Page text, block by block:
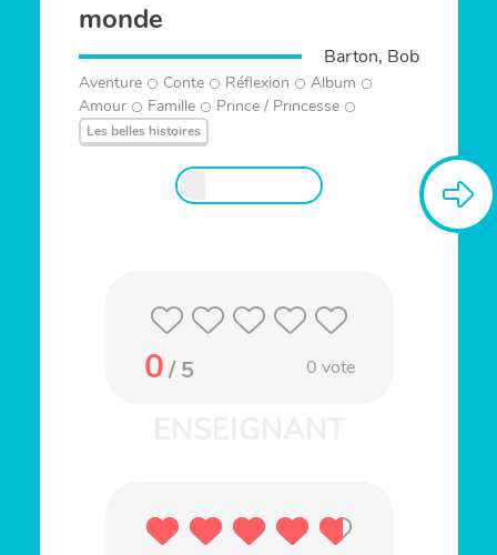
monde
Barton, Bob
Aventure Conte Réflexion
Album
Amour
Famille Prince / Princesse
Les belles histoires
0/ 5 0 vote